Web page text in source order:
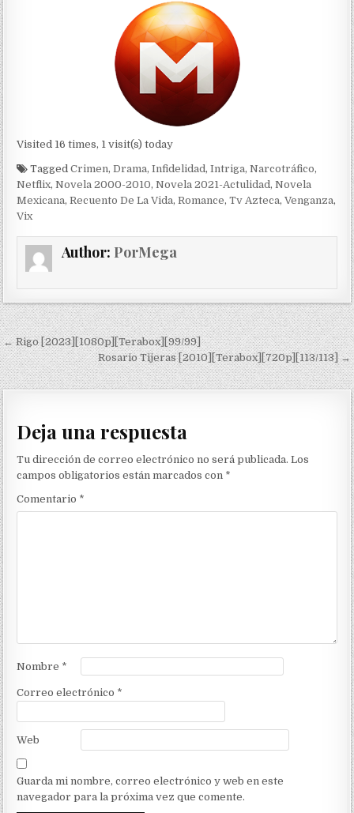
Visited 16 times, 1 visit(s) today
TaggedCrimen,Drama,Infidelidad,Intriga,Narcotráfico,
Netflix,Novela 2000-2010,Novela 2021-Actulidad,Novela
Mexicana,Recuento De La Vida,Romance,Tv Azteca,Venganza,
Vix
Author: PorMega
Navegación de entradas
← Rigo [2023][1080p][Terabox][99/99]
Rosario Tijeras [2010][Terabox][720p][113/113] →
Deja una respuesta
Tu dirección de correo electrónico no será publicada. Los
campos obligatorios están marcados con *
Comentario *
Nombre *
Correo electrónico *
Web
Guarda mi nombre, correo electrónico y web en este
navegador para la próxima vez que comente.